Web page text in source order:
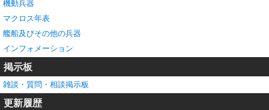
機動兵器
マクロス年表
艦船及びその他の兵器
インフォメーション
掲示板
雑談・質問・相談掲示板
更新履歴